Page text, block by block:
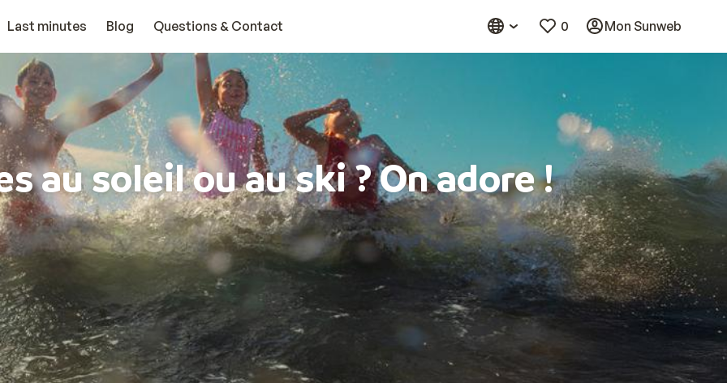
Last minutes Blog Questions & Contact 0 Mon Sunweb
au soleil ou au ski ? On adore !